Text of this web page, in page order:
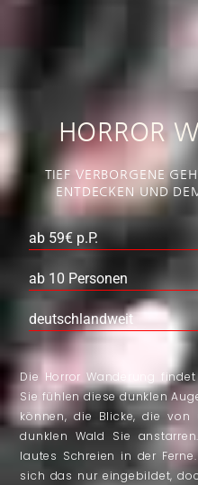
HORROR
TIEF VERBORGENE
ENTDECKEN UND
ab 59€ p.P.
ab 10 Personen
deutschlandweit
Die Horror Wanderung
Sie fühlen diese dunklen
können, die Blicke, die
dunklen Wald Sie
lautes Schreien in der
sich das nur eingebildet,